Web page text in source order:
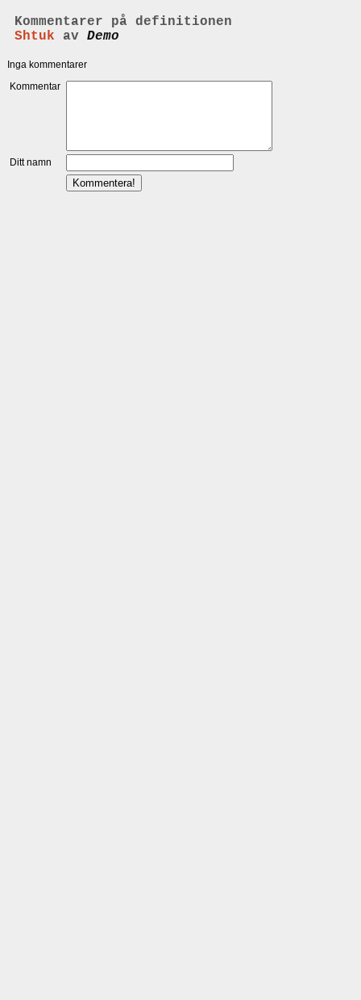
Kommentarer på definitionen
Shtuk av Demo
Inga kommentarer
Kommentar
Ditt namn